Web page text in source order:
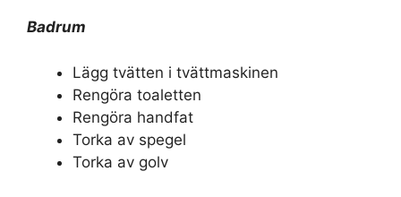
Badrum
Lägg tvätten i tvättmaskinen
Rengöra toaletten
Rengöra handfat
Torka av spegel
Torka av golv